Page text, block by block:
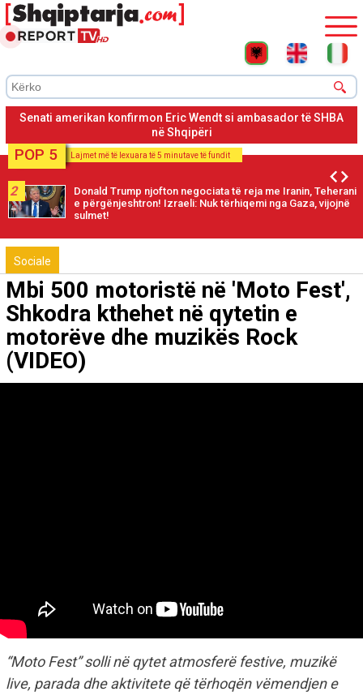
Erik Wendt konfirmohet ambasador në Tiranë me 50 vota pro e
44 kundër
POP 5 Lajmet më të lexuara të 5 minutave të fundit
2
Donald Trump njofton negociata të reja me Iranin, Teherani
e përgënjeshtron! Izraeli: Nuk tërhiqemi nga Gaza, vijojnë
sulmet!
Sociale
Mbi 500 motoristë në 'Moto Fest',
Shkodra kthehet në qytetin e
motorëve dhe muzikës Rock
(VIDEO)
“Moto Fest” solli në qytet atmosferë festive, muzikë
live, parada dhe aktivitete që tërhoqën vëmendjen e